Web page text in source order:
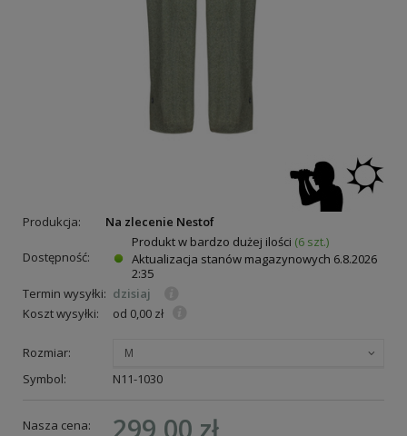
Produkcja: Na zlecenie Nestof
Dostępność:
Produkt w bardzo dużej ilości (6 szt.)
Aktualizacja stanów magazynowych 6.8.2026
2:35
Termin wysyłki: dzisiaj
Koszt wysyłki:
od 0,00 zł
Rozmiar: M
Symbol: N11-1030
Nasza cena: 299,00 zł